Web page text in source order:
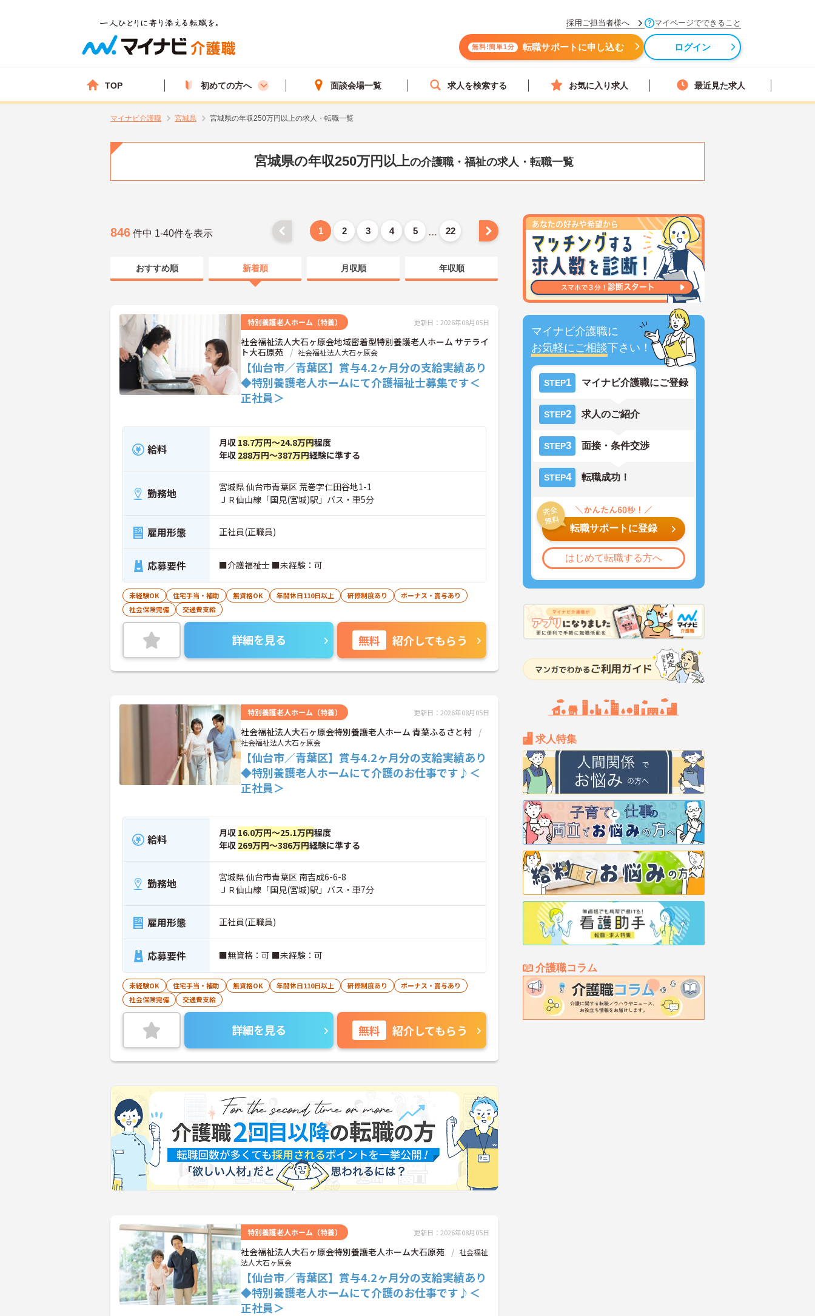
採用ご担当者様へ マイページでできること
無料!簡単1分 転職サポートに申し込む ログイン
TOP 初めての方へ 面談会場一覧 求人を検索する お気に入り求人 最近見た求人
マイナビ介護職 宮城県 宮城県の年収250万円以上の求人・転職一覧
宮城県の年収250万円以上の介護職・福祉の求人・転職一覧
マイナビ介護職に
お気軽にご相談下さい！
STEP1 マイナビ介護職にご登録
STEP2 求人のご紹介
STEP3 面接・条件交渉
STEP4 転職成功！
転職サポートに登録
はじめて転職する方へ
求人特集
介護職コラム
846 件中 1-40件を表示 1 2 3 4 5 … 22
おすすめ順 新着順 月収順 年収順
特別養護老人ホーム（特養） 更新日：2026年08月05日
社会福祉法人大石ヶ原会地域密着型特別養護老人ホーム サテライ
ト大石原苑
社会福祉法人大石ヶ原会
【仙台市／青葉区】賞与4.2ヶ月分の支給実績あり
◆特別養護老人ホームにて介護福祉士募集です＜
正社員＞
給料 月収 18.7万円～24.8万円程度
年収 288万円～387万円経験に準する
勤務地
宮城県 仙台市青葉区 荒巻字仁田谷地1-1
ＪＲ仙山線「国見(宮城)駅」バス・車5分
雇用形態 正社員(正職員)
応募要件 ■介護福祉士 ■未経験：可
未経験OK 住宅手当・補助 無資格OK 年間休日110日以上 研修制度あり
ボーナス・賞与あり
社会保険完備
交通費支給
詳細を見る 無料 紹介してもらう
特別養護老人ホーム（特養） 更新日：2026年08月05日
社会福祉法人大石ヶ原会特別養護老人ホーム 青葉ふるさと村
社会福祉法人大石ヶ原会
【仙台市／青葉区】賞与4.2ヶ月分の支給実績あり
◆特別養護老人ホームにて介護のお仕事です♪＜
正社員＞
給料 月収 16.0万円～25.1万円程度
年収 269万円～386万円経験に準する
勤務地
宮城県 仙台市青葉区 南吉成6-6-8
ＪＲ仙山線「国見(宮城)駅」バス・車7分
雇用形態 正社員(正職員)
応募要件 ■無資格：可 ■未経験：可
未経験OK 住宅手当・補助 無資格OK 年間休日110日以上 研修制度あり
ボーナス・賞与あり
社会保険完備
交通費支給
詳細を見る 無料 紹介してもらう
特別養護老人ホーム（特養） 更新日：2026年08月05日
社会福祉法人大石ヶ原会特別養護老人ホーム大石原苑
社会福祉
法人大石ヶ原会
【仙台市／青葉区】賞与4.2ヶ月分の支給実績あり
◆特別養護老人ホームにて介護のお仕事です♪＜
正社員＞